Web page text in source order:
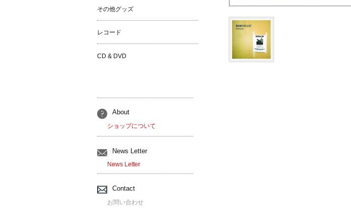
その他グッズ
レコード
CD & DVD
About
ショップについて
News Letter
News Letter
Contact
お問い合わせ